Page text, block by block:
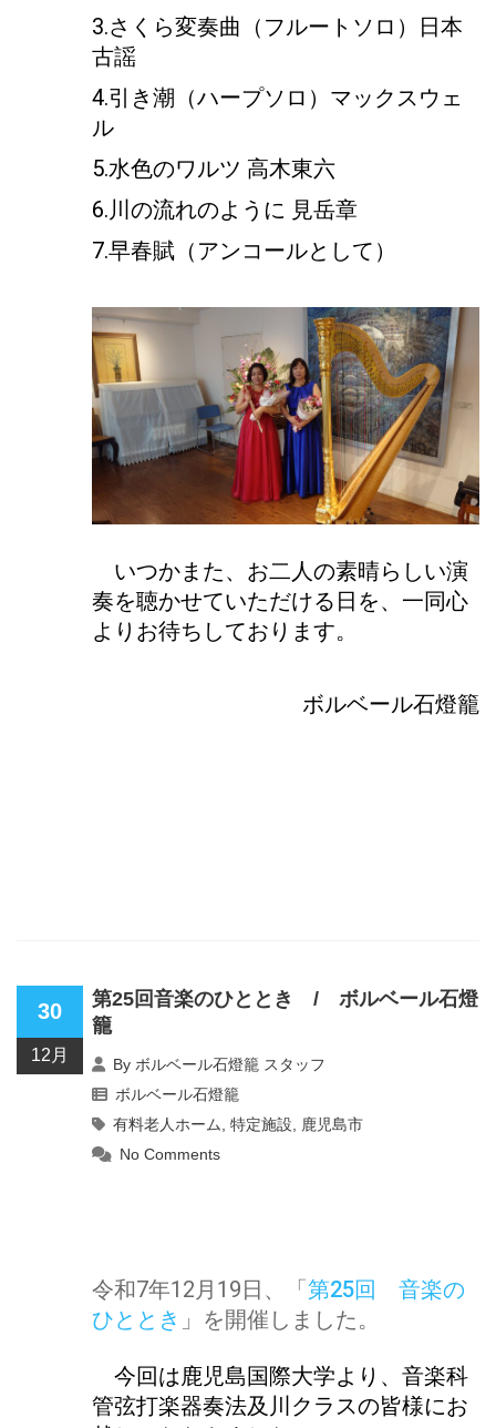
3.さくら変奏曲（フルートソロ）日本
古謡
4.引き潮（ハープソロ）マックスウェ
ル
5.水色のワルツ 高木東六
6.川の流れのように 見岳章
7.早春賦（アンコールとして）
いつかまた、お二人の素晴らしい演
奏を聴かせていただける日を、一同心
よりお待ちしております。
ボルベール石燈籠
30
12月
第25回音楽のひととき / ボルベール石燈
籠
Byボルベール石燈籠 スタッフ
ボルベール石燈籠
有料老人ホーム,特定施設, 鹿児島市
No Comments
令和7年12月19日、「第25回 音楽の
ひととき 」を開催しました。
今回は鹿児島国際大学より、音楽科
管弦打楽器奏法及川クラスの皆様にお